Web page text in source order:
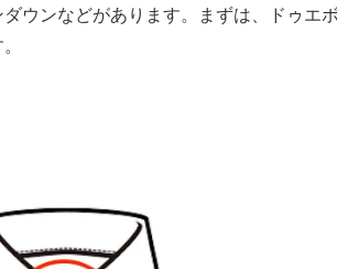
ウンなどがあります。まずは、ドゥエ